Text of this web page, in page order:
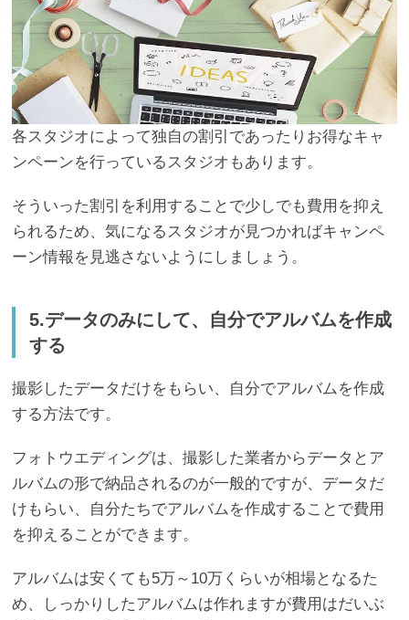
各スタジオによって独自の割引であったりお得なキャ
ンペーンを行っているスタジオもあります。
そういった割引を利用することで少しでも費用を抑え
られるため、気になるスタジオが見つかればキャンペ
ーン情報を見逃さないようにしましょう。
5.データのみにして、自分でアルバムを作成
する
撮影したデータだけをもらい、自分でアルバムを作成
する方法です。
フォトウエディングは、撮影した業者からデータとア
ルバムの形で納品されるのが一般的ですが、データだ
けもらい、自分たちでアルバムを作成することで費用
を抑えることができます。
アルバムは安くても5万～10万くらいが相場となるた
め、しっかりしたアルバムは作れますが費用はだいぶ